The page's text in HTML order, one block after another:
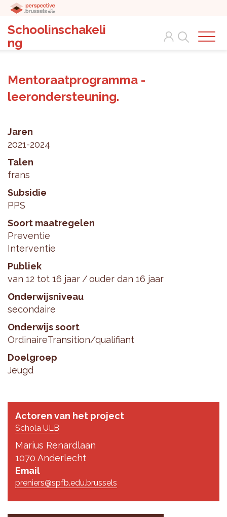
Schoolinschakeli
ng
Search
Mentoraatprogramma -
leerondersteuning.
Jaren
2021-2024
Talen
frans
Subsidie
PPS
Soort maatregelen
Preventie
Interventie
Publiek
van 12 tot 16 jaar
ouder dan 16 jaar
Onderwijsniveau
secondaire
Onderwijs soort
OrdinaireTransition/qualifiant
Doelgroep
Jeugd
Actoren van het project
Schola ULB
Marius Renardlaan
1070 Anderlecht
Email
preniers@spfb.edu.brussels